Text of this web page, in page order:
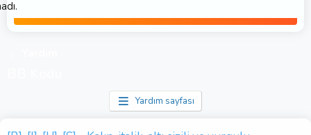
Yardım sayfası